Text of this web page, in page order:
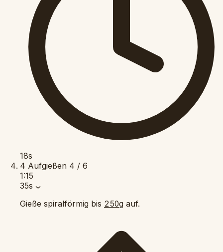
18s
4 Aufgießen 4 / 6
1:15
35s
Gieße spiralförmig bis 250g auf.